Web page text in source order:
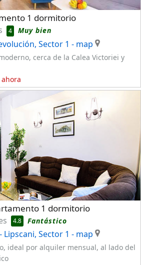
1 dormitorio
4 Muy bien
Sector 1 - map
cerca de la Calea Victoriei y
1 dormitorio
4.8 Fantástico
Lipscani, Sector 1 - map
ideal por alquiler mensual, al lado del